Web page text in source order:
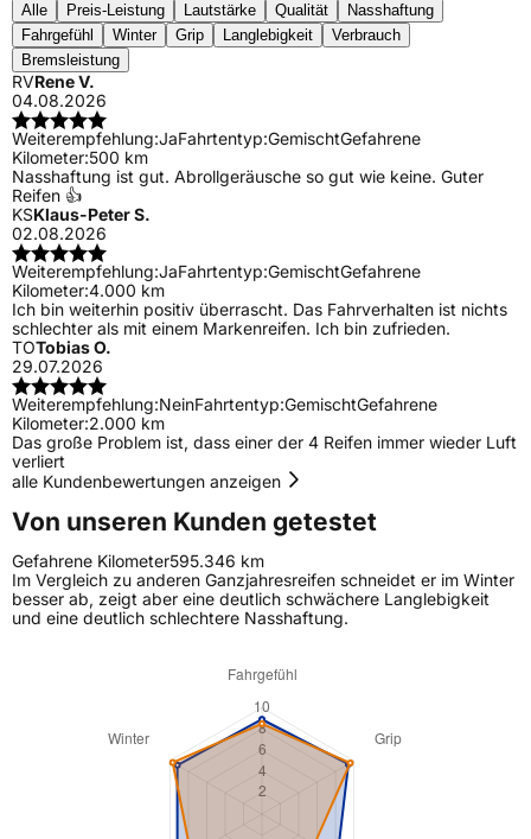
Alle Preis-Leistung Lautstärke Qualität
Nasshaftung
Fahrgefühl
Winter Grip Langlebigkeit
Verbrauch
Bremsleistung
RVRene V.
04.08.2026
Weiterempfehlung:JaFahrtentyp:GemischtGefahrene
Kilometer:500 km
Nasshaftung ist gut. Abrollgeräusche so gut wie keine. Guter
Reifen 👍
KSKlaus-Peter S.
02.08.2026
Weiterempfehlung:JaFahrtentyp:GemischtGefahrene
Kilometer:4.000 km
Ich bin weiterhin positiv überrascht. Das Fahrverhalten ist nichts
schlechter als mit einem Markenreifen. Ich bin zufrieden.
TOTobias O.
29.07.2026
Weiterempfehlung:NeinFahrtentyp:GemischtGefahrene
Kilometer:2.000 km
Das große Problem ist, dass einer der 4 Reifen immer wieder Luft
verliert
alle Kundenbewertungen anzeigen
Von unseren Kunden getestet
Gefahrene Kilometer595.346 km
Im Vergleich zu anderen Ganzjahresreifen schneidet er im Winter
besser ab, zeigt aber eine deutlich schwächere Langlebigkeit
und eine deutlich schlechtere Nasshaftung.